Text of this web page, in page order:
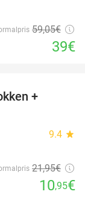
59,05€
39€
+
9.4 star
21,95€
10,95€